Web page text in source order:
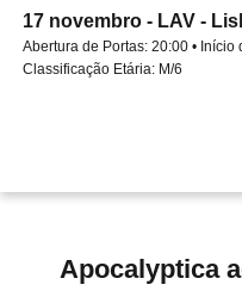
17 novembro - LAV -
Abertura de Portas: 20:00 •
Classificação Etária: M/6
Apocalyptica